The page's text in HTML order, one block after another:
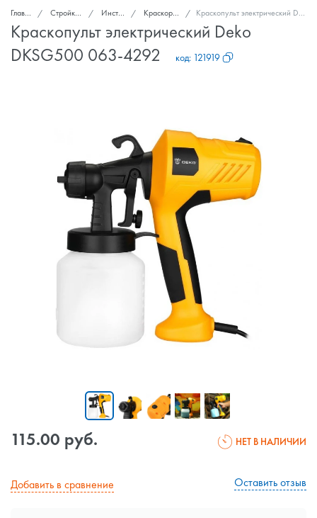
Главная Стройка и ремонт Инструмент Краскораспылители Краскопульт электрический Deko DKSG500 063-4292
Краскопульт электрический Deko
DKSG500 063-4292
код: 121919
115.00 руб. НЕТ В НАЛИЧИИ
Добавить в сравнение Оставить отзыв